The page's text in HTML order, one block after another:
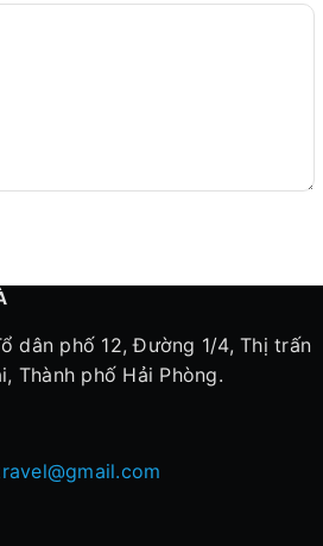
dân phố 12, Đường 1/4, Thị trấn
Thành phố Hải Phòng.